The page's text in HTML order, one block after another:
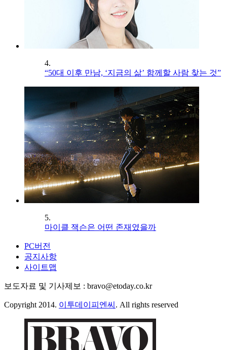
4.
“50대 이후 만남, ‘지금의 삶’ 함께할 사람 찾는 것”
5.
마이클 잭슨은 어떤 존재였을까
PC버전
공지사항
사이트맵
보도자료 및 기사제보 : bravo@etoday.co.kr
Copyright 2014. 이투데이피엔씨 . All rights reserved